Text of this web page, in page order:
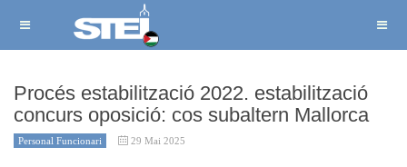
Procés estabilització 2022. estabilització
concurs oposició: cos subaltern Mallorca
Personal Funcionari 29 Mai 2025